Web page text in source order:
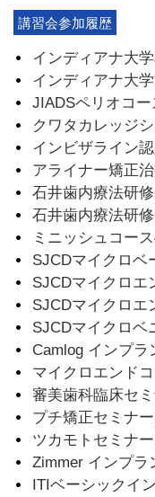
講習会参加履歴
インディアナ大
インディアナ大
JIADSペリオコー
クワタカレッジ
インビザライン
アライナー矯正
石井歯内療法研
石井歯内療法研
ミニッシュコー
SJCDマイクロベ
SJCDマイクロエ
SJCDマイクロエ
SJCDマイクロベ
Camlog インプ
マイクロエンド
審美歯科臨床セ
プチ矯正セミナ
ツカモトセミナ
Zimmer インプラ
ITIベーシックイ